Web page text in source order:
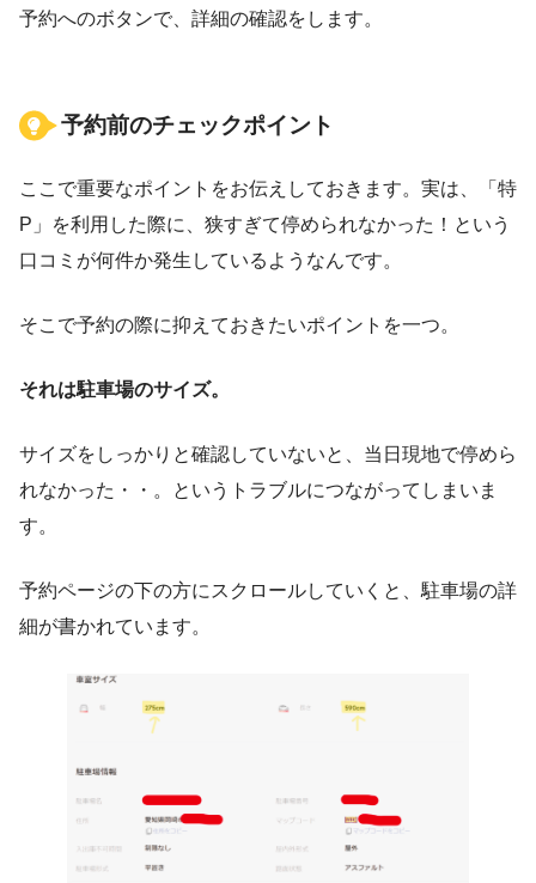
予約へのボタンで、詳細の確認をします。
予約前のチェックポイント
ここで重要なポイントをお伝えしておきます。実は、「特
P」を利用した際に、狭すぎて停められなかった！という
口コミが何件か発生しているようなんです。
そこで予約の際に抑えておきたいポイントを一つ。
それは駐車場のサイズ。
サイズをしっかりと確認していないと、当日現地で停めら
れなかった・・。というトラブルにつながってしまいま
す。
予約ページの下の方にスクロールしていくと、駐車場の詳
細が書かれています。